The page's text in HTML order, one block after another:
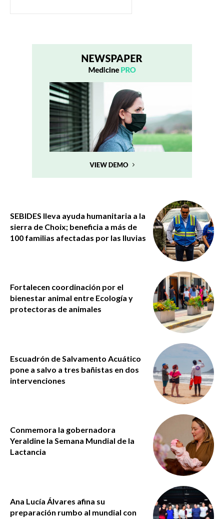
SEBIDES lleva ayuda humanitaria a la
sierra de Choix; beneficia a más de
100 familias afectadas por las lluvias
Fortalecen coordinación por el
bienestar animal entre Ecología y
protectoras de animales
Escuadrón de Salvamento Acuático
pone a salvo a tres bañistas en dos
intervenciones
Conmemora la gobernadora
Yeraldine la Semana Mundial de la
Lactancia
Ana Lucía Álvares afina su
preparación rumbo al mundial con